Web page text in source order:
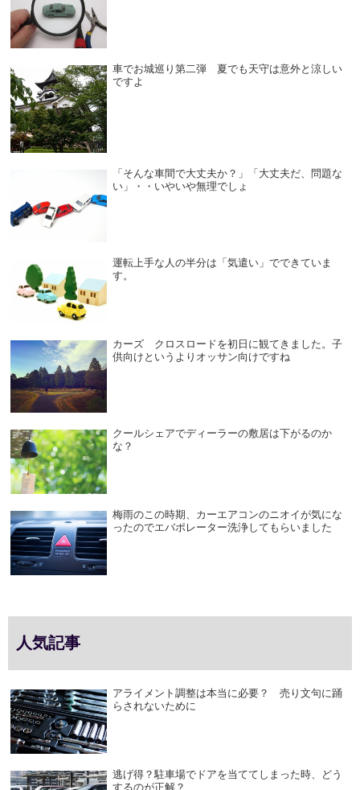
車でお城巡り第二弾 夏でも天守は意外と涼しい
ですよ
「そんな車間で大丈夫か？」「大丈夫だ、問題な
い」・・いやいや無理でしょ
運転上手な人の半分は「気遣い」でできていま
す。
カーズ クロスロードを初日に観てきました。子
供向けというよりオッサン向けですね
クールシェアでディーラーの敷居は下がるのか
な？
梅雨のこの時期、カーエアコンのニオイが気にな
ったのでエバポレーター洗浄してもらいました
人気記事
アライメント調整は本当に必要？ 売り文句に踊
らされないために
逃げ得？駐車場でドアを当ててしまった時、どう
するのが正解？